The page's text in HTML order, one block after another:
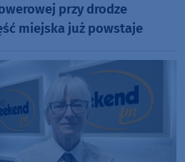
przy drodze
miejska już powstaje